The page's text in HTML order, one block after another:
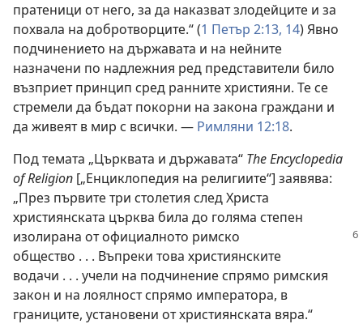
пратеници от него, за да наказват злодейците и за
похвала на добротворците.“ (1 Петър 2:13, 14) Явно
подчинението на държавата и на нейните
назначени по надлежния ред представители било
възприет принцип сред ранните християни. Те се
стремели да бъдат покорни на закона граждани и
да живеят в мир с всички. — Римляни 12:18.
Под темата „Църквата и държавата“ The Encyclopedia
of Religion [„Енциклопедия на религиите“] заявява:
„През първите три столетия след Христа
християнската църква била до голяма степен
изолирана от официалното римско
общество . . . Въпреки това християнските
водачи . . . учели на подчинение спрямо римския
закон и на лоялност спрямо императора, в
границите, установени от християнската вяра.“